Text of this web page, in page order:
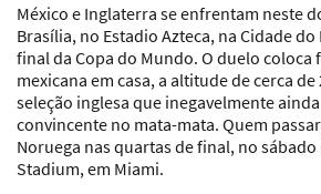
México e Inglaterra se enfrentam neste
Brasília, no Estadio Azteca, na Cidade
final da Copa do Mundo. O duelo coloca
mexicana em casa, a altitude de cerca
seleção inglesa que inegavelmente
convincente no mata-mata. Quem
Noruega nas quartas de final, no sábado
Stadium, em Miami.